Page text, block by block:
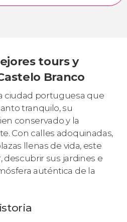
tours y
Branco
ciudad portuguesa que
tranquilo, su
conservado y la
Con calles adoquinadas,
llenas de vida, este
descubrir sus jardines e
auténtica de la